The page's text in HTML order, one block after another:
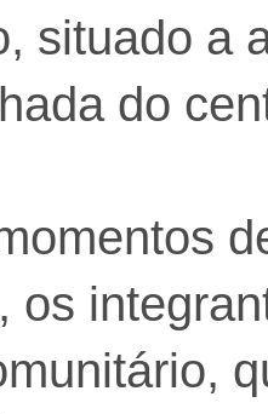
situado a
do
os